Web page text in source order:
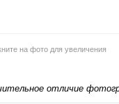
на фото для увеличения
отличие